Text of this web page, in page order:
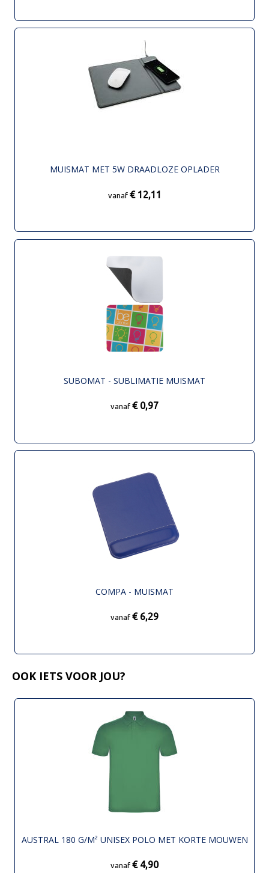
MUISMAT MET 5W DRAADLOZE OPLADER
vanaf € 12,11
SUBOMAT - SUBLIMATIE MUISMAT
vanaf € 0,97
COMPA - MUISMAT
vanaf € 6,29
OOK IETS VOOR JOU?
AUSTRAL 180 G/M² UNISEX POLO MET KORTE MOUWEN
vanaf € 4,90